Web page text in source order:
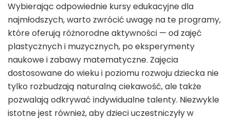
Wybierając odpowiednie kursy edukacyjne dla
najmłodszych, warto zwrócić uwagę na te programy,
które oferują różnorodne aktywności — od zajęć
plastycznych i muzycznych, po eksperymenty
naukowe i zabawy matematyczne. Zajęcia
dostosowane do wieku i poziomu rozwoju dziecka nie
tylko rozbudzają naturalną ciekawość, ale także
pozwalają odkrywać indywidualne talenty. Niezwykle
istotne jest również, aby dzieci uczestniczyły w